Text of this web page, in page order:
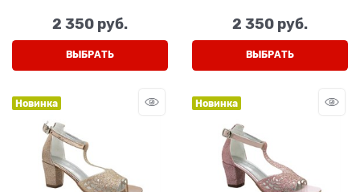
2 350 руб.
ВЫБРАТЬ
2 350 руб.
ВЫБРАТЬ
Новинка Новинка